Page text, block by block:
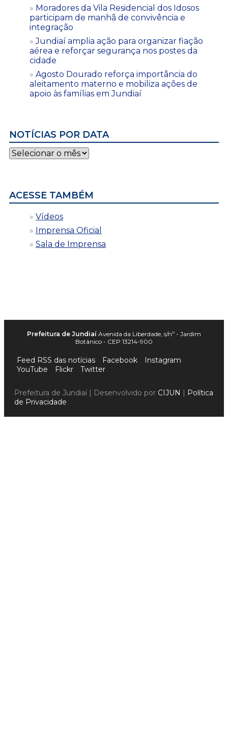
Moradores da Vila Residencial dos Idosos
participam de manhã de convivência e
integração
Jundiaí amplia ação para organizar fiação
aérea e reforçar segurança nos postes da
cidade
Agosto Dourado reforça importância do
aleitamento materno e mobiliza ações de
apoio às famílias em Jundiaí
NOTÍCIAS POR DATA
Notícias
por
ACESSE TAMBÉM
Vídeos
Imprensa Oficial
Sala de Imprensa
Prefeitura de Jundiaí Avenida da Liberdade, s/nº - Jardim
Botânico - CEP 13214-900
Feed RSS das notícias Facebook
Instagram
YouTube
Flickr Twitter
Prefeitura de Jundiaí | Desenvolvido por CIJUN
Política
de Privacidade